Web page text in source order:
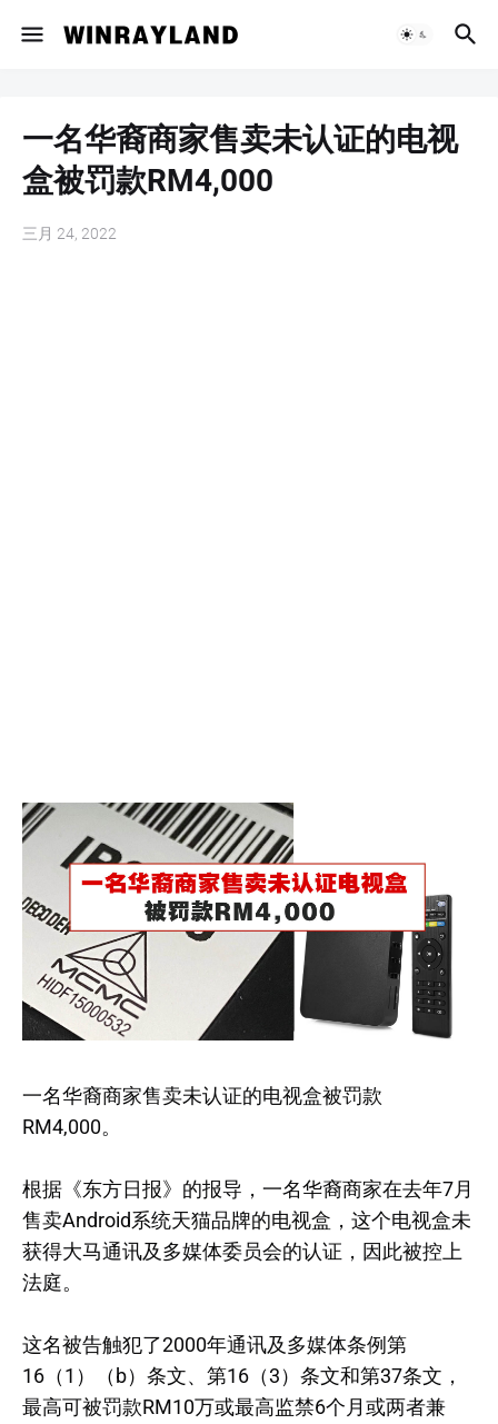
一名华裔商家售卖未认证的电视
盒被罚款RM4,000
三月 24, 2022
一名华裔商家售卖未认证的电视盒被罚款
RM4,000。
根据《东方日报》的报导，一名华裔商家在去年7月
售卖Android系统天猫品牌的电视盒，这个电视盒未
获得大马通讯及多媒体委员会的认证，因此被控上
法庭。
这名被告触犯了2000年通讯及多媒体条例第
16（1）（b）条文、第16（3）条文和第37条文，
最高可被罚款RM10万或最高监禁6个月或两者兼